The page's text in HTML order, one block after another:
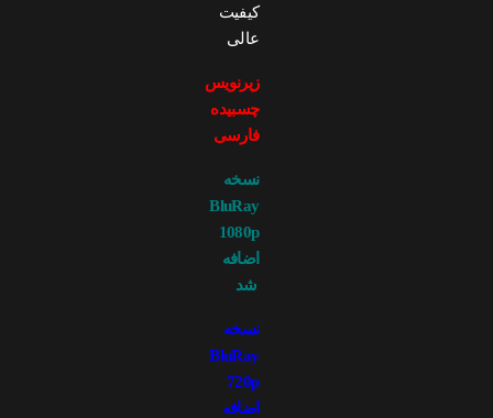
کیفیت
عالی
زیرنویس
چسبیده
فارسی
نسخه
BluRay
1080p
اضافه
شد
نسخه
BluRay
720p
اضافه